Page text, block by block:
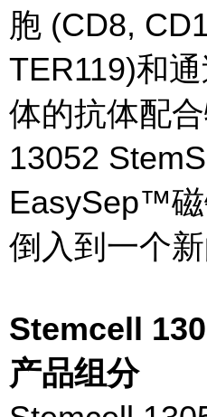
胞 (CD8,
TER119)和
体的抗体配
13052
EasySep™磁
倒入到一个新
Stemcell
产品组分